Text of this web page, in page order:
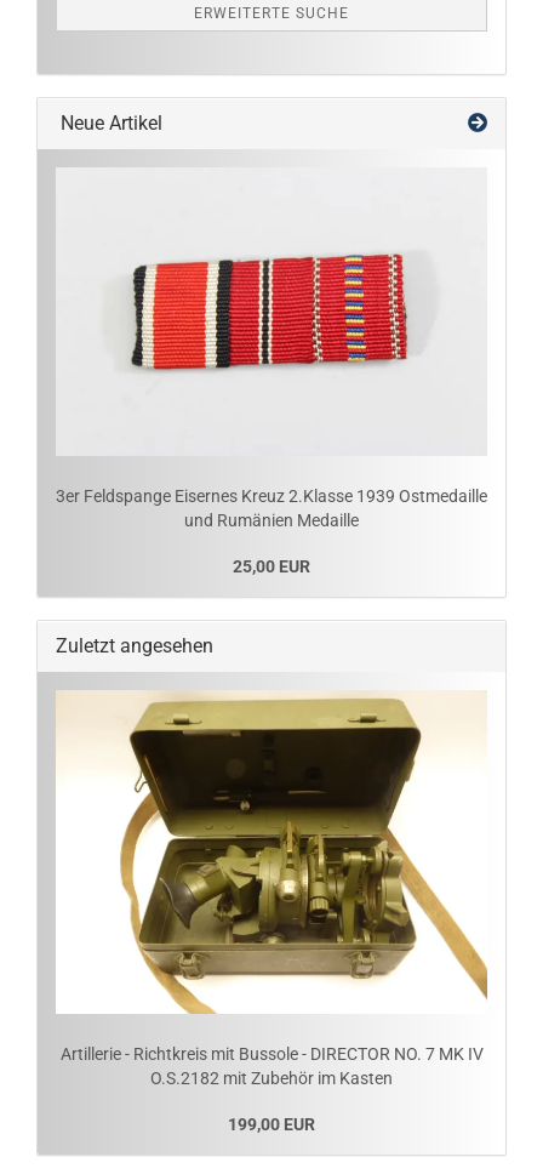
ERWEITERTE SUCHE
Neue Artikel
3er Feldspange Eisernes Kreuz 2.Klasse 1939 Ostmedaille
und Rumänien Medaille
25,00 EUR
Zuletzt angesehen
Artillerie - Richtkreis mit Bussole - DIRECTOR NO. 7 MK IV
O.S.2182 mit Zubehör im Kasten
199,00 EUR